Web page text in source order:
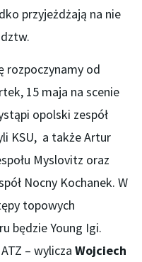
przyjeżdżają na nie
rozpoczynamy od
15 maja na scenie
opolski zespół
KSU, a także Artur
Myslovitz oraz
Nocny Kochanek. W
topowych
będzie Young Igi.
– wylicza Wojciech